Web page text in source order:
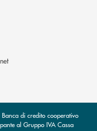
l’app di posta
(si apre l’app di posta
di credito cooperativo
al Gruppo IVA Cassa